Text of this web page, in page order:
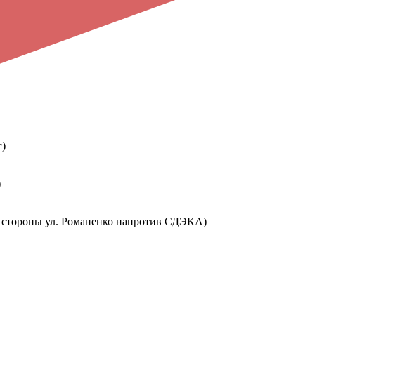
стороны ул. Романенко напротив СДЭКА)